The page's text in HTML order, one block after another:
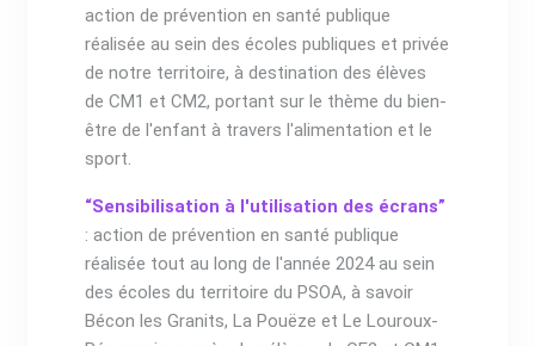
action de prévention en santé publique
réalisée au sein des écoles publiques et privée
de notre territoire, à destination des élèves
de CM1 et CM2, portant sur le thème du bien-
être de l'enfant à travers l'alimentation et le
sport.
“Sensibilisation à l'utilisation des écrans”
: action de prévention en santé publique
réalisée tout au long de l'année 2024 au sein
des écoles du territoire du PSOA, à savoir
Bécon les Granits, La Pouëze et Le Louroux-